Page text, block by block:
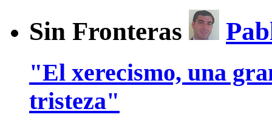
Sin Fronteras
"El xerecismo, una
tristeza"